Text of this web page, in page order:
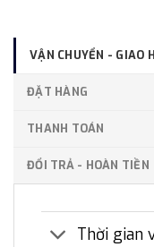
VẬN CHUYỂN - GIAO
ĐẶT HÀNG
THANH TOÁN
ĐỔI TRẢ - HOÀN TIỀN
Thời gian